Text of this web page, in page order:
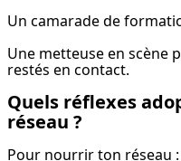
Un camarade de
Une metteuse en scène
restés en contact.
Quels réflexes
réseau ?
Pour nourrir ton réseau :